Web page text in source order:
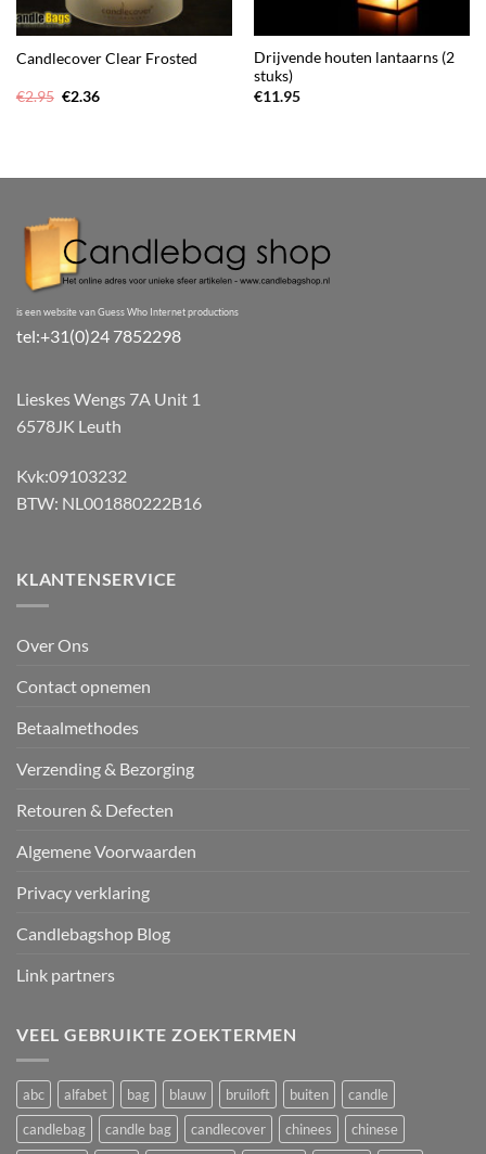
Candlecover Clear Frosted
€2.95 Oorspronkelijke
€2.36Huidige
Drijvende houten lantaarns (2
stuks)
€11.95
is een website van Guess Who Internet productions
tel:+31(0)24 7852298
Lieskes Wengs 7A Unit 1
6578JK Leuth
Kvk:09103232
BTW: NL001880222B16
KLANTENSERVICE
Over Ons
Contact opnemen
Betaalmethodes
Verzending & Bezorging
Retouren & Defecten
Algemene Voorwaarden
Privacy verklaring
Candlebagshop Blog
Link partners
VEEL GEBRUIKTE ZOEKTERMEN
abc alfabet bag blauw bruiloft buiten
candle
candlebag
candle bag candlecover chinees
chinese